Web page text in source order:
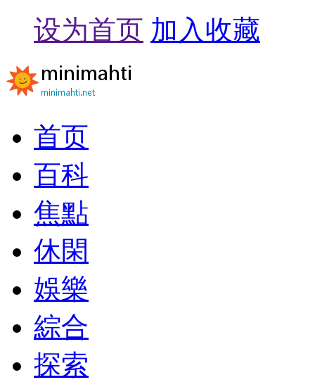
设为首页 加入收藏
首页
百科
焦點
休閑
娛樂
綜合
探索